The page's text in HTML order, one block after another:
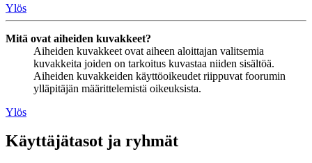
Ylös
Mitä ovat aiheiden kuvakkeet?
Aiheiden kuvakkeet ovat aiheen aloittajan valitsemia
kuvakkeita joiden on tarkoitus kuvastaa niiden sisältöä.
Aiheiden kuvakkeiden käyttöoikeudet riippuvat foorumin
ylläpitäjän määrittelemistä oikeuksista.
Ylös
Käyttäjätasot ja ryhmät